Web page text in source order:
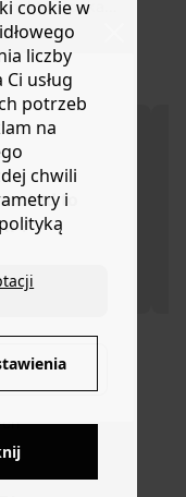
to
?
na ich zwrot
które pokażą
typu
nosek.
klamrą.
Dostępne w
cookie w
liczby
usług
potrzeb
na
chwili
i